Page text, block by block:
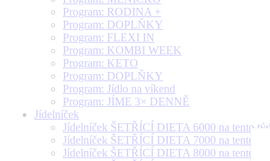
Program: RODINA +
Program: DOPLŇKY
Program: FLEXI IN
Program: KOMBI WEEK
Program: KETO
Program: DOPLŇKY
Program: Jídlo na víkend
Program: JÍME 3× DENNĚ
Jídelníček
Jídelníček ŠETŘÍCÍ DIETA 6000 na tento
Jídelníček ŠETŘÍCÍ DIETA 7000 na tento
Jídelníček ŠETŘÍCÍ DIETA 8000 na tento